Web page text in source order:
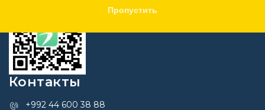
Пропустить
Контакты
+992 44 600 38 88